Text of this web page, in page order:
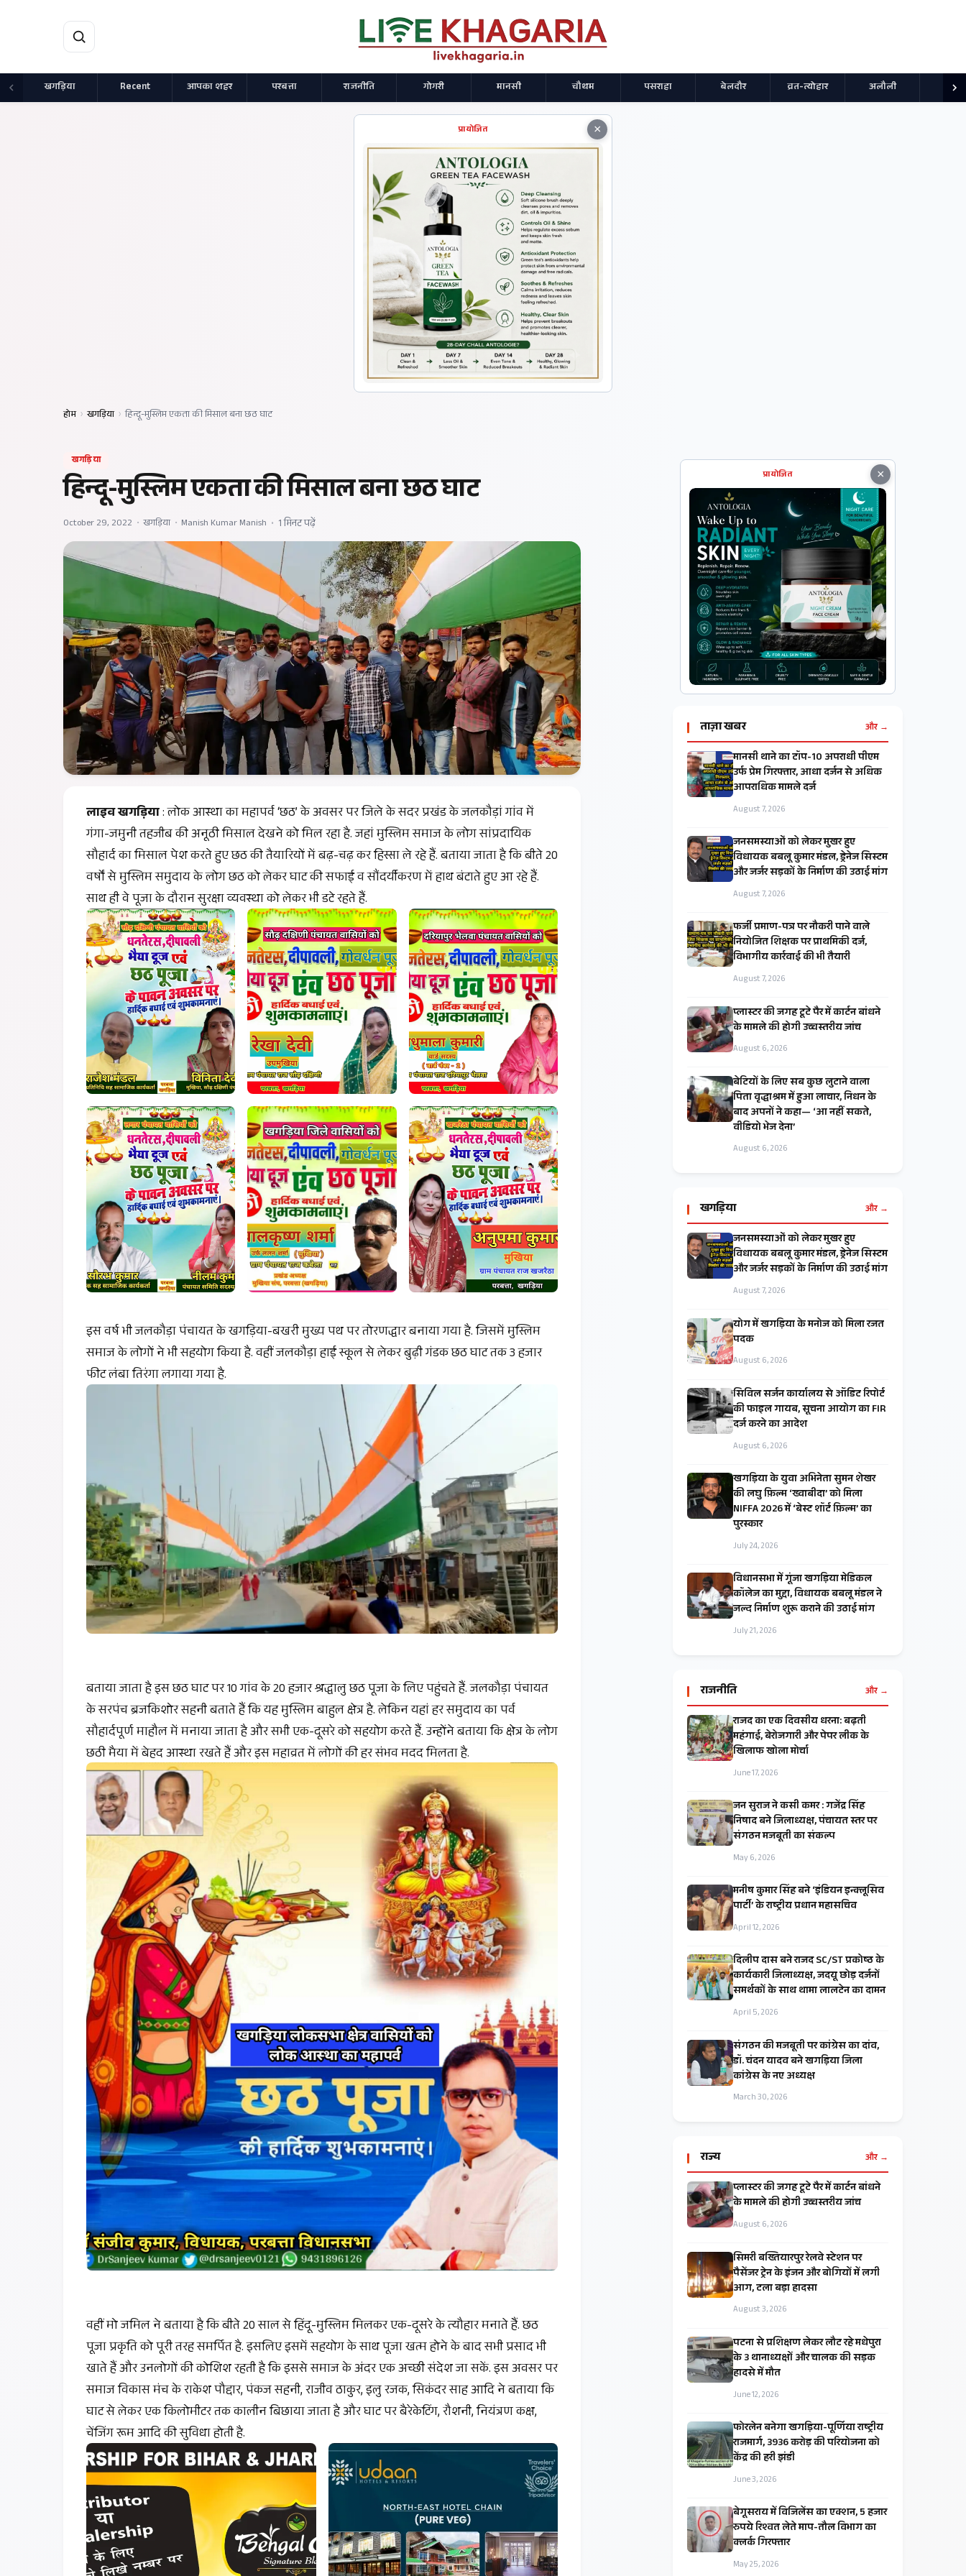
खगड़िया Recent आपका शहर परबत्ता राजनीति गोगरी मानसी चौथम पसराहा बेलदौर व्रत-त्योहार अलौली
×
प्रायोजित
होम › खगड़िया › हिन्दू-मुस्लिम एकता की मिसाल बना छठ घाट
खगड़िया
हिन्दू-मुस्लिम एकता की मिसाल बना छठ घाट
October 29, 2022 • खगड़िया • Manish Kumar Manish • 1 मिनट पढ़ें
लाइव खगड़िया: लोक आस्था का महापर्व ‘छठ’ के अवसर पर जिले के सदर प्रखंड के जलकौड़ां गांव में
गंगा-जमुनी तहजीब की अनूठी मिसाल देखने को मिल रहा है. जहां मुस्लिम समाज के लोग सांप्रदायिक
सौहार्द का मिसाल पेश करते हुए छठ की तैयारियों में बढ़-चढ़ कर हिस्सा ले रहे हैं. बताया जाता है कि बीते 20
वर्षों से मुस्लिम समुदाय के लोग छठ को लेकर घाट की सफाई व सौंदर्यीकरण में हाथ बंटाते हुए आ रहे हैं.
साथ ही वे पूजा के दौरान सुरक्षा व्यवस्था को लेकर भी डटे रहते हैं.
इस वर्ष भी जलकौड़ा पंचायत के खगड़िया-बखरी मुख्य पथ पर तोरणद्धार बनाया गया है. जिसमें मुस्लिम
समाज के लोगों ने भी सहयोग किया है. वहीं जलकौड़ा हाई स्कूल से लेकर बुढ़ी गंडक छठ घाट तक 3 हजार
फीट लंबा तिरंगा लगाया गया है.
बताया जाता है इस छठ घाट पर 10 गांव के 20 हजार श्रद्धालु छठ पूजा के लिए पहुंचते हैं. जलकौड़ा पंचायत
के सरपंच ब्रजकिशोर सहनी बताते हैं कि यह मुस्लिम बाहुल क्षेत्र है. लेकिन यहां हर समुदाय का पर्व
सौहार्दपूर्ण माहौल में मनाया जाता है और सभी एक-दूसरे को सहयोग करते हैं. उन्होंने बताया कि क्षेत्र के लोग
छठी मैया में बेहद आस्था रखते हैं और इस महाव्रत में लोगों की हर संभव मदद मिलता है.
वहीं मो जमिल ने बताया है कि बीते 20 साल से हिंदू-मुस्लिम मिलकर एक-दूसरे के त्यौहार मनाते हैं. छठ
पूजा प्रकृति को पूरी तरह समर्पित है. इसलिए इसमें सहयोग के साथ पूजा खत्म होने के बाद सभी प्रसाद भी
खाते हैं और उनलोगों की कोशिश रहती है कि इससे समाज के अंदर एक अच्छी संदेश जा सकें. इस अवसर पर
समाज विकास मंच के राकेश पौद्दार, पंकज सहनी, राजीव ठाकुर, इलु रजक, सिकंदर साह आदि ने बताया कि
घाट से लेकर एक किलोमीटर तक कालीन बिछाया जाता है और घाट पर बैरेकेटिंग, रौशनी, नियंत्रण कक्ष,
चेंजिंग रूम आदि की सुविधा होती है.
×
प्रायोजित
ताज़ा खबर और →
मानसी थाने का टॉप-10 अपराधी पीएम
उर्फ प्रेम गिरफ्तार, आधा दर्जन से अधिक
आपराधिक मामले दर्ज
August 7, 2026
जनसमस्याओं को लेकर मुखर हुए
विधायक बबलू कुमार मंडल, ड्रेनेज सिस्टम
और जर्जर सड़कों के निर्माण की उठाई मांग
August 7, 2026
फर्जी प्रमाण-पत्र पर नौकरी पाने वाले
नियोजित शिक्षक पर प्राथमिकी दर्ज,
विभागीय कार्रवाई की भी तैयारी
August 7, 2026
प्लास्टर की जगह टूटे पैर में कार्टन बांधने
के मामले की होगी उच्चस्तरीय जांच
August 6, 2026
बेटियों के लिए सब कुछ लुटाने वाला
पिता वृद्धाश्रम में हुआ लाचार, निधन के
बाद अपनों ने कहा— ‘आ नहीं सकते,
वीडियो भेज देना’
August 6, 2026
खगड़िया और →
जनसमस्याओं को लेकर मुखर हुए
विधायक बबलू कुमार मंडल, ड्रेनेज सिस्टम
और जर्जर सड़कों के निर्माण की उठाई मांग
August 7, 2026
​योग में खगड़िया के मनोज को मिला रजत
पदक
August 6, 2026
सिविल सर्जन कार्यालय से ऑडिट रिपोर्ट
की फाइल गायब, सूचना आयोग का FIR
दर्ज करने का आदेश
August 6, 2026
खगड़िया के युवा अभिनेता सुमन शेखर
की लघु फ़िल्म ‘ख्वाबीदा’ को मिला
NIFFA 2026 में ‘बेस्ट शॉर्ट फ़िल्म’ का
पुरस्कार
July 24, 2026
विधानसभा में गूंजा खगड़िया मेडिकल
कॉलेज का मुद्दा, विधायक बबलू मंडल ने
जल्द निर्माण शुरू कराने की उठाई मांग
July 21, 2026
राजनीति और →
राजद का एक दिवसीय धरना: बढ़ती
महंगाई, बेरोजगारी और पेपर लीक के
खिलाफ खोला मोर्चा
June 17, 2026
जन सुराज ने कसी कमर : गजेंद्र सिंह
निषाद बने जिलाध्यक्ष, पंचायत स्तर पर
संगठन मजबूती का संकल्प
May 6, 2026
मनीष कुमार सिंह बने ‘इंडियन इन्क्लूसिव
पार्टी’ के राष्ट्रीय प्रधान महासचिव
April 12, 2026
दिलीप दास बने राजद SC/ST प्रकोष्ठ के
कार्यकारी जिलाध्यक्ष, जदयू छोड़ दर्जनों
समर्थकों के साथ थामा लालटेन का दामन
April 5, 2026
संगठन की मजबूती पर कांग्रेस का दांव,
डॉ. चंदन यादव बने खगड़िया जिला
कांग्रेस के नए अध्यक्ष
March 30, 2026
राज्य और →
प्लास्टर की जगह टूटे पैर में कार्टन बांधने
के मामले की होगी उच्चस्तरीय जांच
August 6, 2026
सिमरी बख्तियारपुर रेलवे स्टेशन पर
पैसेंजर ट्रेन के इंजन और बोगियों में लगी
आग, टला बड़ा हादसा
August 3, 2026
पटना से प्रशिक्षण लेकर लौट रहे मधेपुरा
के 3 थानाध्यक्षों और चालक की सड़क
हादसे में मौत
June 12, 2026
​फोरलेन बनेगा खगड़िया-पूर्णिया राष्ट्रीय
राजमार्ग, ₹3936 करोड़ की परियोजना को
केंद्र की हरी झंडी
June 3, 2026
बेगूसराय में विजिलेंस का एक्शन, 5 हजार
रुपये रिश्वत लेते माप-तौल विभाग का
क्लर्क गिरफ्तार
May 25, 2026